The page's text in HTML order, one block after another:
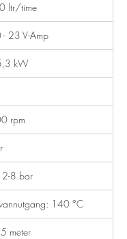
ltr/time
23 V-Amp
kW
rpm
2-8 bar
140 °C
meter